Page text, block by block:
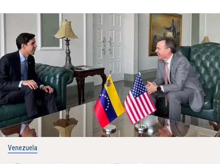
Venezuela